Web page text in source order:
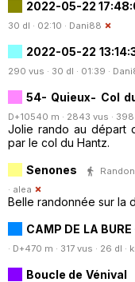
2022-05-22
30 dl · 02:10 · Dani88
2022-05-22
290 vus · 30 dl · 01:39 ·
54- Quieux- Col
D+10540 m · 2843 vus · 398
Jolie rando au départ
par le col du Hantz.
Senones
· alea
Belle randonnée sur la
CAMP DE LA
· D+470 m · 317 vus · 26 dl ·
Boucle de Vénival